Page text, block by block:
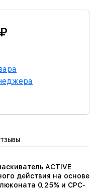
ACTIVE
действия на основе
0,25% и СРС-